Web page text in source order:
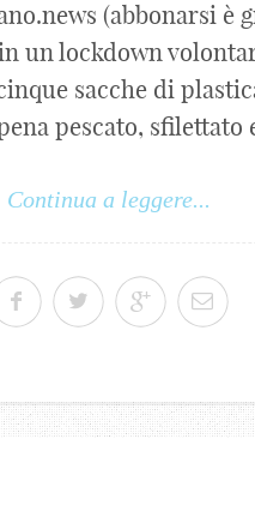
(abbonarsi è
un lockdown
sacche di
pescato, sfilettato
Continua a leggere...